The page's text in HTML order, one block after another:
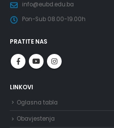
info@eubd.edu.ba
Pon-Sub 08.00-19.00h
PRATITE NAS
LINKOVI
Oglasna tabla
Obavjestenja